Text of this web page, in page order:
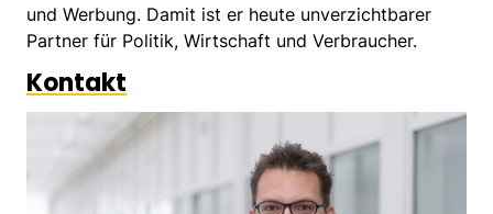
und Werbung. Damit ist er heute unverzichtbarer
Partner für Politik, Wirtschaft und Verbraucher.
Kontakt